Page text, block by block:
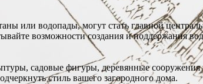
или водопады, могут стать главной
возможности создания и поддержания
садовые фигуры, деревянные
стиль вашего загородного дома.